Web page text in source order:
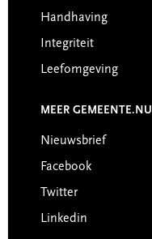
Handhaving
Integriteit
Leefomgeving
MEER GEMEENTE.NU
Nieuwsbrief
Facebook
Twitter
Linkedin